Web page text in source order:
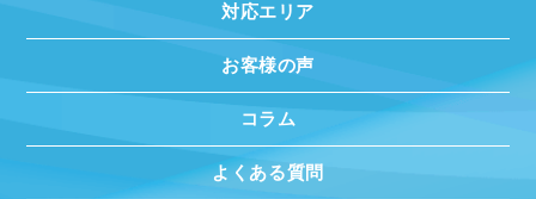
対応エリア
お客様の声
コラム
よくある質問